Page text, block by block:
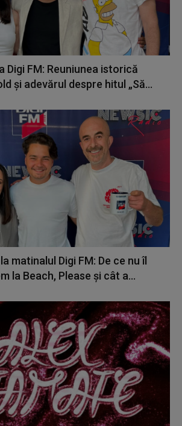
Digi FM: Reuniunea istorică
și adevărul despre hitul „Să...
matinalul Digi FM: De ce nu îl
la Beach, Please și cât a...